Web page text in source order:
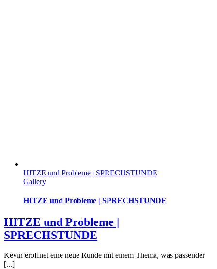
HITZE und Probleme | SPRECHSTUNDE
Gallery
HITZE und Probleme | SPRECHSTUNDE
HITZE und Probleme |
SPRECHSTUNDE
Kevin eröffnet eine neue Runde mit einem Thema, was passender
[...]